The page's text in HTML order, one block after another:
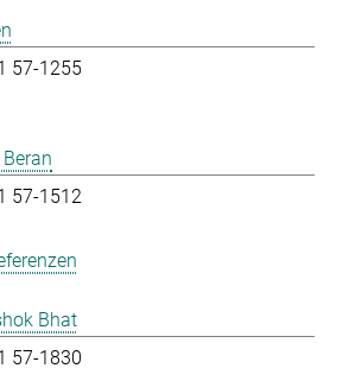
57-1255
57-1512
Bhat
57-1830